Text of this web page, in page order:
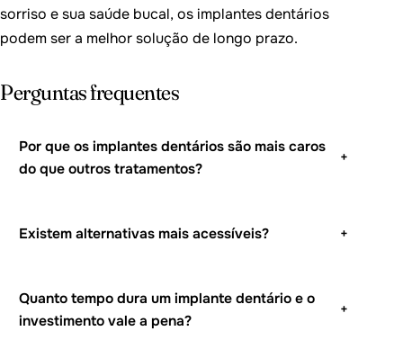
sorriso e sua saúde bucal, os implantes dentários
podem ser a melhor solução de longo prazo.
Perguntas frequentes
Por que os implantes dentários são mais caros
do que outros tratamentos?
+
Existem alternativas mais acessíveis? +
Quanto tempo dura um implante dentário e o
investimento vale a pena?
+